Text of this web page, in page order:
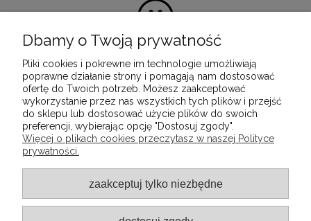
100% satysfakcji z zakupu
Ponieważ naszą misją jest dostarczenie
wartościowych i wysokiej jakości produktów, które
służyć będą przez wiele lat.
POMOC
Dbamy o Twoją prywatność
Pliki cookies i pokrewne im technologie umożliwiają
poprawne działanie strony i pomagają nam dostosować
ofertę do Twoich potrzeb. Możesz zaakceptować
wykorzystanie przez nas wszystkich tych plików i przejść
do sklepu lub dostosować użycie plików do swoich
preferencji, wybierając opcję "Dostosuj zgody".
Więcej o plikach cookies przeczytasz w naszej Polityce
prywatności.
zaakceptuj tylko niezbędne